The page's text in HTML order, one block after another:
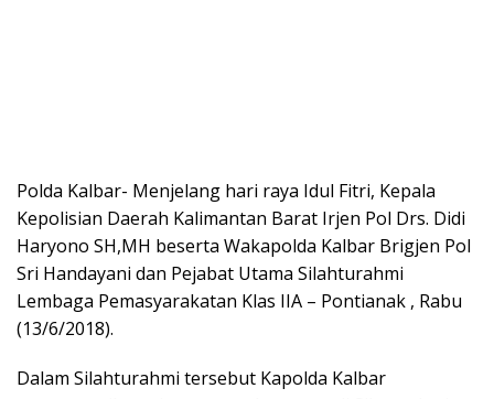
Polda Kalbar- Menjelang hari raya Idul Fitri, Kepala
Kepolisian Daerah Kalimantan Barat Irjen Pol Drs. Didi
Haryono SH,MH beserta Wakapolda Kalbar Brigjen Pol
Sri Handayani dan Pejabat Utama Silahturahmi
Lembaga Pemasyarakatan Klas IIA – Pontianak , Rabu
(13/6/2018).
Dalam Silahturahmi tersebut Kapolda Kalbar